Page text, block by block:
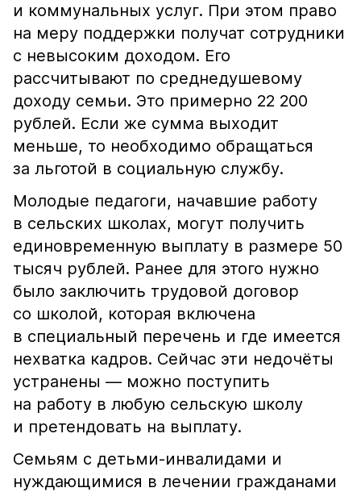
и коммунальных услуг. При этом право
на меру поддержки получат сотрудники
с невысоким доходом. Его
рассчитывают по среднедушевому
доходу семьи. Это примерно 22 200
рублей. Если же сумма выходит
меньше, то необходимо обращаться
за льготой в социальную службу.
Молодые педагоги, начавшие работу
в сельских школах, могут получить
единовременную выплату в размере 50
тысяч рублей. Ранее для этого нужно
было заключить трудовой договор
со школой, которая включена
в специальный перечень и где имеется
нехватка кадров. Сейчас эти недочёты
устранены — можно поступить
на работу в любую сельскую школу
и претендовать на выплату.
Семьям с детьми-инвалидами и
нуждающимися в лечении гражданами